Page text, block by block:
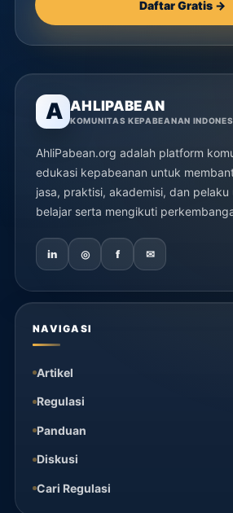
Daftar Gratis →
A AHLIPABEAN
KOMUNITAS KEPABEANAN
AhliPabean.org adalah platform
edukasi kepabeanan untuk
jasa, praktisi, akademisi, dan pelaku
belajar serta mengikuti
in ◎ f ✉
NAVIGASI
Artikel
Regulasi
Panduan
Diskusi
Cari Regulasi